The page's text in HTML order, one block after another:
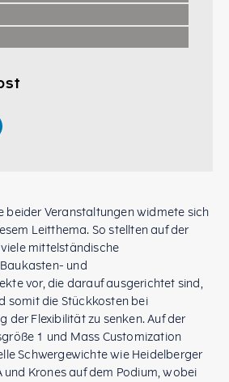
beider Veranstaltungen widmete sich
Leitthema. So stellten auf der
mittelständische
und
vor, die darauf ausgerichtet sind,
somit die Stückkosten bei
der Flexibilität zu senken. Auf der
1 und Mass Customization
Schwergewichte wie Heidelberger
und Krones auf dem Podium, wobei